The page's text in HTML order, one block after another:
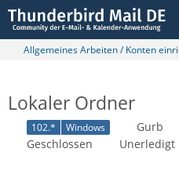
Allgemeines Arbeiten / Konten
Lokaler Ordner
102.* Windows Gurb
Geschlossen
Unerledigt